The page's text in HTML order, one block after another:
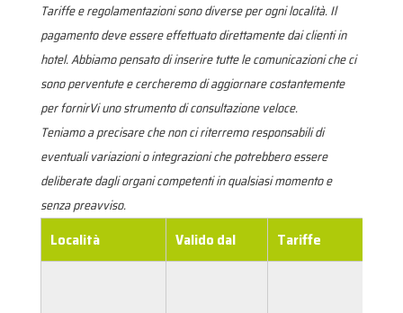
Tariffe e regolamentazioni sono diverse per ogni località. Il
pagamento deve essere effettuato direttamente dai clienti in
hotel. Abbiamo pensato di inserire tutte le comunicazioni che ci
sono perventute e cercheremo di aggiornare costantemente
per fornirVi uno strumento di consultazione veloce.
Teniamo a precisare che non ci riterremo responsabili di
eventuali variazioni o integrazioni che potrebbero essere
deliberate dagli organi competenti in qualsiasi momento e
senza preavviso.
Località Valido dal Tariffe